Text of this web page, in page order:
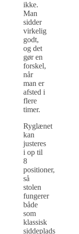
ikke.
Man
sidder
virkelig
godt,
og det
gør en
forskel,
når
man er
afsted i
flere
timer.
Ryglænet
kan
justeres
i op til
8
positioner,
så
stolen
fungerer
både
som
klassisk
siddeplads